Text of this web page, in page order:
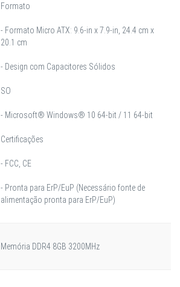
Formato
- Formato Micro ATX: 9.6-in x 7.9-in, 24.4 cm x
20.1 cm
- Design com Capacitores Sólidos
SO
- Microsoft® Windows® 10 64-bit / 11 64-bit
Certificações
- FCC, CE
- Pronta para ErP/EuP (Necessário fonte de
alimentação pronta para ErP/EuP)
Memória DDR4 8GB 3200MHz